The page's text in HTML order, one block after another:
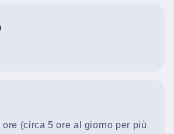
ore (circa 5 ore al giorno per più